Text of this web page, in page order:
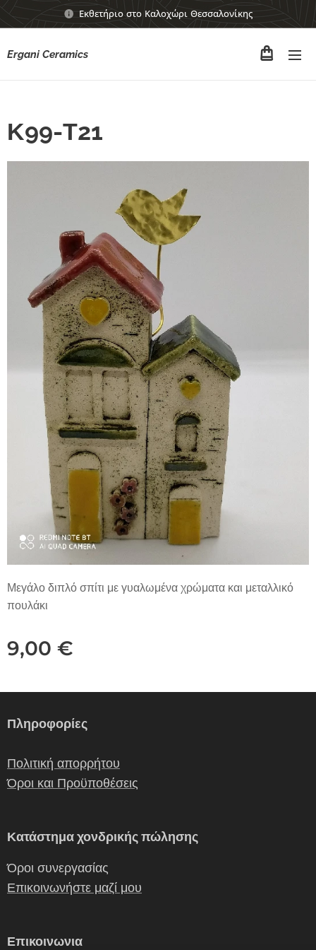
Εκθετήριο στο Καλοχώρι Θεσσαλονίκης
Ergani Ceramics
Κ99-Τ21
Μεγάλο διπλό σπίτι με γυαλωμένα χρώματα και μεταλλικό
πουλάκι
9,00 €
Πληροφορίες
Πολιτική απορρήτου
Όροι και Προϋποθέσεις
Κατάστημα χονδρικής πώλησης
Όροι συνεργασίας
Επικοινωνήστε μαζί μου
Επικοινωνια